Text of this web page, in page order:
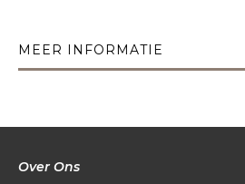
MEER INFORMATIE
Over Ons